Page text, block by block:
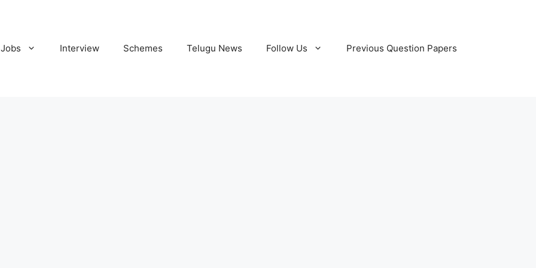
Jobs Interview Schemes Telugu News Follow Us Previous Question Papers